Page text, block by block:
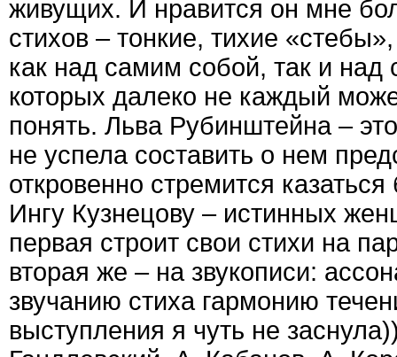
живущих. И нравится он мне
стихов – тонкие, тихие
как над самим собой, так и
которых далеко не каждый
понять. Льва Рубинштейна –
не успела составить о нем
откровенно стремится
Ингу Кузнецову – истинных
первая строит свои стихи на
вторая же – на звукописи:
звучанию стиха гармонию
выступления я чуть не